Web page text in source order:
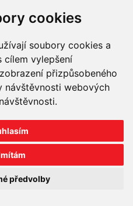
cookies
soubory cookies a
cílem vylepšení
přizpůsobeného
návštěvnosti webových
předvolby